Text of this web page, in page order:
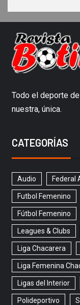
Todo el deporte
nuestra, única.
CATEGORÍAS
Audio Federal
Futbol Femenino
Fútbol Femenino
Leagues & Clubs
Liga Chacarera
Liga Femenina
Ligas del Interior
Polideportivo